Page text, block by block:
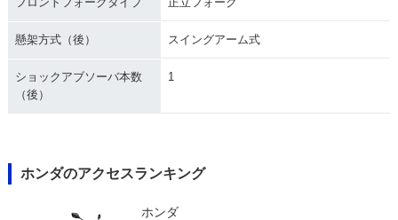
懸架方式（後） スイングアーム式
ショックアブソーバ本数
（後）
1
ホンダのアクセスランキング
ホンダ